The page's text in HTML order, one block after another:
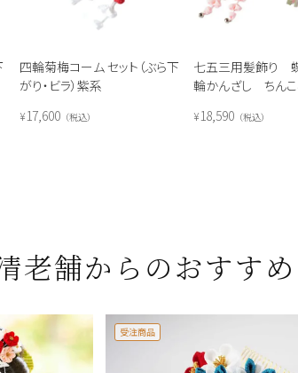
四輪菊梅コーム セット（ぶら下
がり・ビラ）紫系
¥17,600 税込
七五三用髪飾り
輪かんざし ちん
¥18,590 税込
老舗からのおすすめ
受注商品